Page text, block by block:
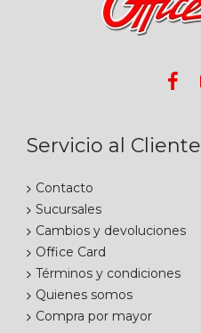
Servicio al Cliente
Contacto
Sucursales
Cambios y devoluciones
Office Card
Términos y condiciones
Quienes somos
Compra por mayor